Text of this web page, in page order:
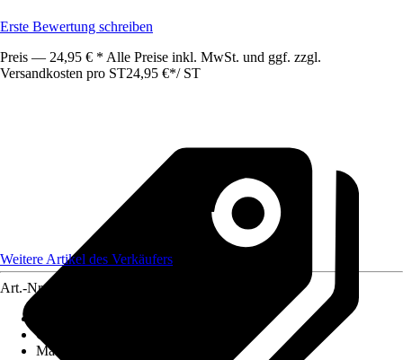
Erste Bewertung schreiben
Preis — 24,95 € * Alle Preise inkl. MwSt. und ggf. zzgl.
Versandkosten pro ST24,95 €*/ ST
Weitere Artikel des Verkäufers
Art.-Nr.
Grundfarbe
Material